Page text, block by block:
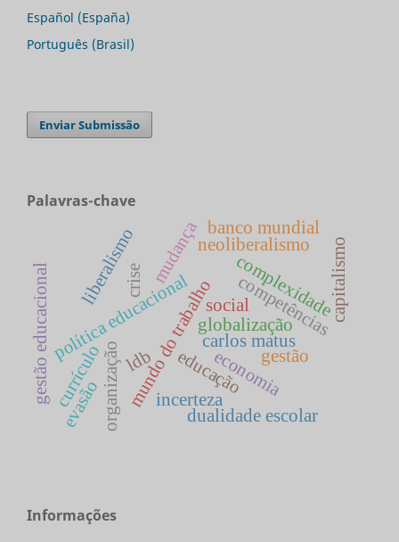
Español (España)
Português (Brasil)
Enviar Submissão
Palavras-chave
competências
educação
mundo do trabalho
política educacional carlos matus
gestão
complexidade
incerteza
crise mudança
organização
liberalismo
globalização
neoliberalismo
economia
capitalismo
social
dualidade escolar
banco mundial
ldb
currículo
evasão
gestão educacional
Informações